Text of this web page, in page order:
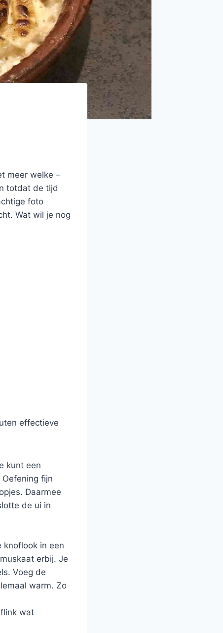
meer welke –
totdat de tijd
foto
Wat wil je nog
effectieve
kunt een
fijn
Daarmee
de ui in
knoflook in een
erbij. Je
Voeg de
warm. Zo
wat